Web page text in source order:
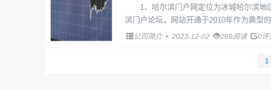
1、哈尔滨门户网定位为冰城哈尔滨
滨门户论坛，网站开通于2010年作为典型
公司简介 • 2023-12-02 269阅读 0评
1